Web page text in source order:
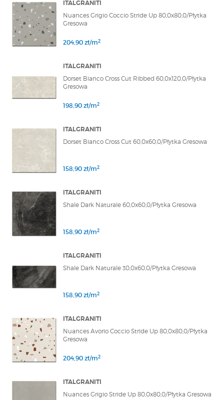
ITALGRANITI
Nuances Grigio Coccio Stride Up 80,0x80,0/Płytka
Gresowa
204,90 zł/m2
ITALGRANITI
Dorset Bianco Cross Cut Ribbed 60,0x120,0/Płytka
Gresowa
198,90 zł/m2
ITALGRANITI
Dorset Bianco Cross Cut 60,0x60,0/Płytka Gresowa
158,90 zł/m2
ITALGRANITI
Shale Dark Naturale 60,0x60,0/Płytka Gresowa
158,90 zł/m2
ITALGRANITI
Shale Dark Naturale 30,0x60,0/Płytka Gresowa
158,90 zł/m2
ITALGRANITI
Nuances Avorio Coccio Stride Up 80,0x80,0/Płytka
Gresowa
204,90 zł/m2
ITALGRANITI
Nuances Grigio Stride Up 80,0x80,0/Płytka Gresowa